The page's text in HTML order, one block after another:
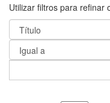
Utilizar filtros para refinar